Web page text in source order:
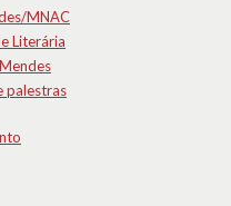
MNAC
Literária
palestras